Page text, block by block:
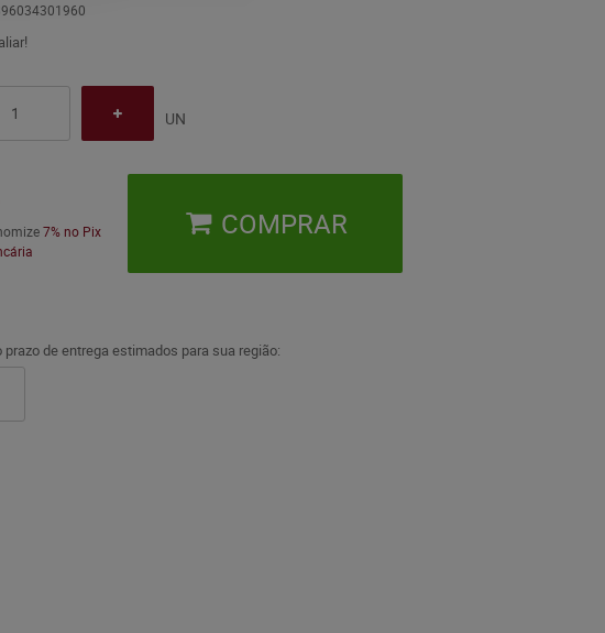
UN
7% no Pix
COMPRAR
de entrega estimados para sua região: